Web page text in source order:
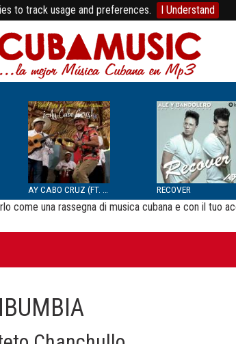
to track usage and preferences. I Understand
RECOVER
come una rassegna di musica cubana e con il tuo